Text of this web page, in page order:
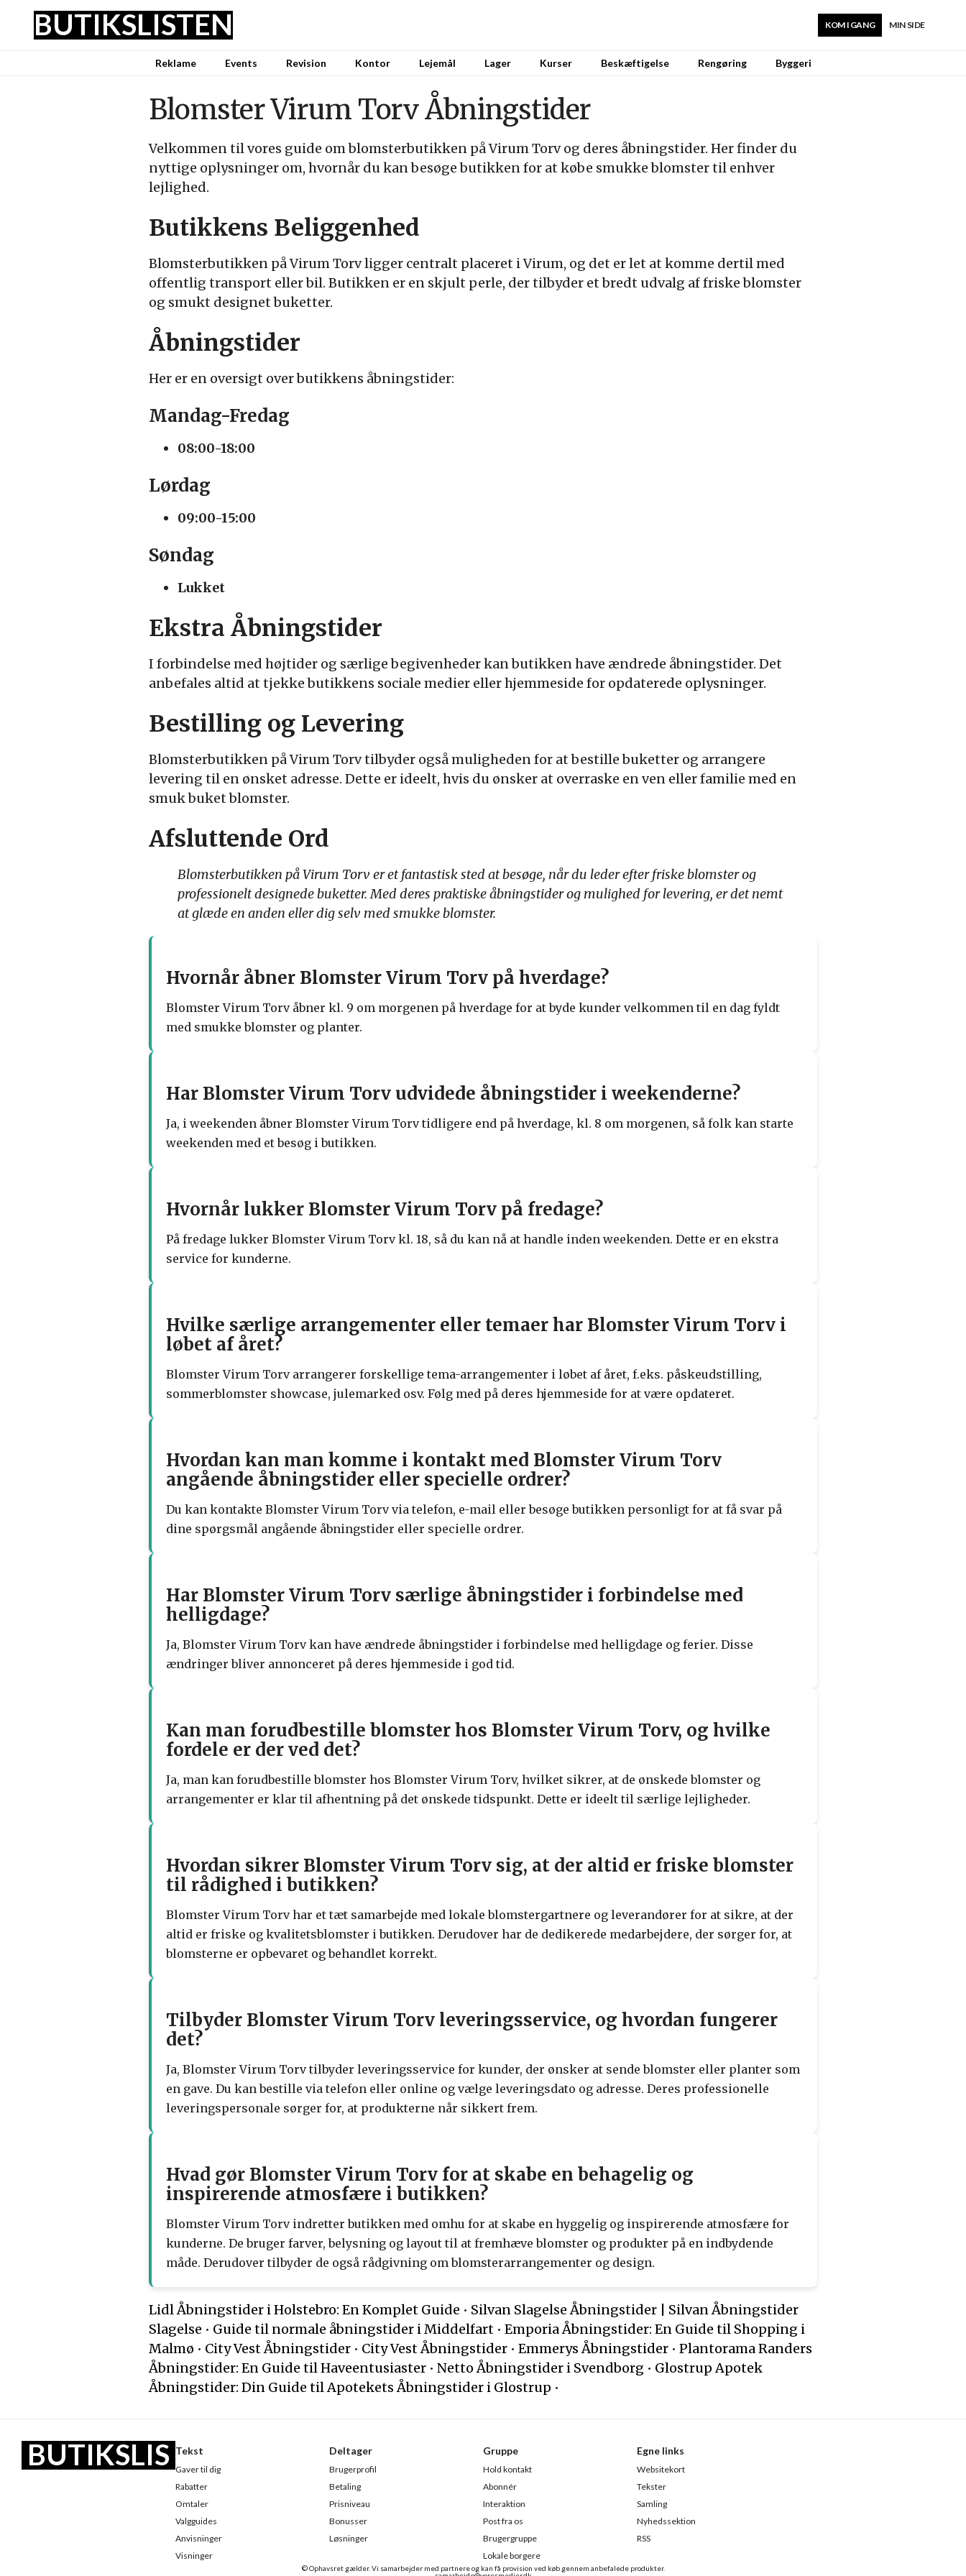
BUTIKSLISTEN MIN SIDE
KOM I GANG
Reklame Events Revision Kontor Lejemål Lager Kurser Beskæftigelse Rengøring Byggeri
Blomster Virum Torv Åbningstider
Velkommen til vores guide om blomsterbutikken på Virum Torv og deres åbningstider. Her finder du
nyttige oplysninger om, hvornår du kan besøge butikken for at købe smukke blomster til enhver
lejlighed.
Butikkens Beliggenhed
Blomsterbutikken på Virum Torv ligger centralt placeret i Virum, og det er let at komme dertil med
offentlig transport eller bil. Butikken er en skjult perle, der tilbyder et bredt udvalg af friske blomster
og smukt designet buketter.
Åbningstider
Her er en oversigt over butikkens åbningstider:
Mandag-Fredag
08:00-18:00
Lørdag
09:00-15:00
Søndag
Lukket
Ekstra Åbningstider
I forbindelse med højtider og særlige begivenheder kan butikken have ændrede åbningstider. Det
anbefales altid at tjekke butikkens sociale medier eller hjemmeside for opdaterede oplysninger.
Bestilling og Levering
Blomsterbutikken på Virum Torv tilbyder også muligheden for at bestille buketter og arrangere
levering til en ønsket adresse. Dette er ideelt, hvis du ønsker at overraske en ven eller familie med en
smuk buket blomster.
Afsluttende Ord
Blomsterbutikken på Virum Torv er et fantastisk sted at besøge, når du leder efter friske blomster og
professionelt designede buketter. Med deres praktiske åbningstider og mulighed for levering, er det nemt
at glæde en anden eller dig selv med smukke blomster.
Hvornår åbner Blomster Virum Torv på hverdage?
Blomster Virum Torv åbner kl. 9 om morgenen på hverdage for at byde kunder velkommen til en dag fyldt
med smukke blomster og planter.
Har Blomster Virum Torv udvidede åbningstider i weekenderne?
Ja, i weekenden åbner Blomster Virum Torv tidligere end på hverdage, kl. 8 om morgenen, så folk kan starte
weekenden med et besøg i butikken.
Hvornår lukker Blomster Virum Torv på fredage?
På fredage lukker Blomster Virum Torv kl. 18, så du kan nå at handle inden weekenden. Dette er en ekstra
service for kunderne.
Hvilke særlige arrangementer eller temaer har Blomster Virum Torv i
løbet af året?
Blomster Virum Torv arrangerer forskellige tema-arrangementer i løbet af året, f.eks. påskeudstilling,
sommerblomster showcase, julemarked osv. Følg med på deres hjemmeside for at være opdateret.
Hvordan kan man komme i kontakt med Blomster Virum Torv
angående åbningstider eller specielle ordrer?
Du kan kontakte Blomster Virum Torv via telefon, e-mail eller besøge butikken personligt for at få svar på
dine spørgsmål angående åbningstider eller specielle ordrer.
Har Blomster Virum Torv særlige åbningstider i forbindelse med
helligdage?
Ja, Blomster Virum Torv kan have ændrede åbningstider i forbindelse med helligdage og ferier. Disse
ændringer bliver annonceret på deres hjemmeside i god tid.
Kan man forudbestille blomster hos Blomster Virum Torv, og hvilke
fordele er der ved det?
Ja, man kan forudbestille blomster hos Blomster Virum Torv, hvilket sikrer, at de ønskede blomster og
arrangementer er klar til afhentning på det ønskede tidspunkt. Dette er ideelt til særlige lejligheder.
Hvordan sikrer Blomster Virum Torv sig, at der altid er friske blomster
til rådighed i butikken?
Blomster Virum Torv har et tæt samarbejde med lokale blomstergartnere og leverandører for at sikre, at der
altid er friske og kvalitetsblomster i butikken. Derudover har de dedikerede medarbejdere, der sørger for, at
blomsterne er opbevaret og behandlet korrekt.
Tilbyder Blomster Virum Torv leveringsservice, og hvordan fungerer
det?
Ja, Blomster Virum Torv tilbyder leveringsservice for kunder, der ønsker at sende blomster eller planter som
en gave. Du kan bestille via telefon eller online og vælge leveringsdato og adresse. Deres professionelle
leveringspersonale sørger for, at produkterne når sikkert frem.
Hvad gør Blomster Virum Torv for at skabe en behagelig og
inspirerende atmosfære i butikken?
Blomster Virum Torv indretter butikken med omhu for at skabe en hyggelig og inspirerende atmosfære for
kunderne. De bruger farver, belysning og layout til at fremhæve blomster og produkter på en indbydende
måde. Derudover tilbyder de også rådgivning om blomsterarrangementer og design.
Lidl Åbningstider i Holstebro: En Komplet Guide • Silvan Slagelse Åbningstider | Silvan Åbningstider
Slagelse • Guide til normale åbningstider i Middelfart • Emporia Åbningstider: En Guide til Shopping i
Malmø • City Vest Åbningstider • City Vest Åbningstider • Emmerys Åbningstider • Plantorama Randers
Åbningstider: En Guide til Haveentusiaster • Netto Åbningstider i Svendborg • Glostrup Apotek
Åbningstider: Din Guide til Apotekets Åbningstider i Glostrup •
BUTIKSLIS
© Ophavsret gælder. Vi samarbejder med partnere og kan få provision ved køb gennem anbefalede produkter.
Tekst
Gaver til dig
Rabatter
Omtaler
Valgguides
Anvisninger
Visninger
Deltager
Brugerprofil
Betaling
Prisniveau
Bonusser
Løsninger
Gruppe
Hold kontakt
Abonnér
Interaktion
Post fra os
Brugergruppe
Lokale borgere
Egne links
Websitekort
Tekster
Samling
Nyhedssektion
RSS